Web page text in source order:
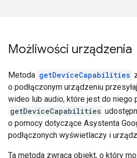
Możliwości urządzenia
Metoda getDeviceCapabilities
o podłączonym urządzeniu
wideo lub audio, które jest do niego
getDeviceCapabilities
o pomocy dotyczące Asystenta
podłączonych wyświetlaczy i
Ta metoda zwraca obiekt, o który